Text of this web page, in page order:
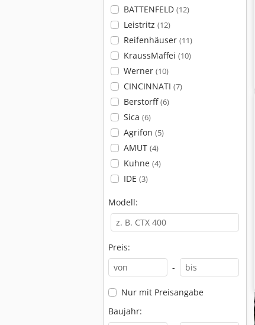
BATTENFELD (12)
Leistritz (12)
Reifenhäuser (11)
KraussMaffei (10)
Werner (10)
CINCINNATI (7)
Berstorff(6)
Sica (6)
Agrifon (5)
AMUT (4)
Kuhne (4)
IDE (3)
Modell:
Preis:
-
Nur mit Preisangabe
Baujahr: